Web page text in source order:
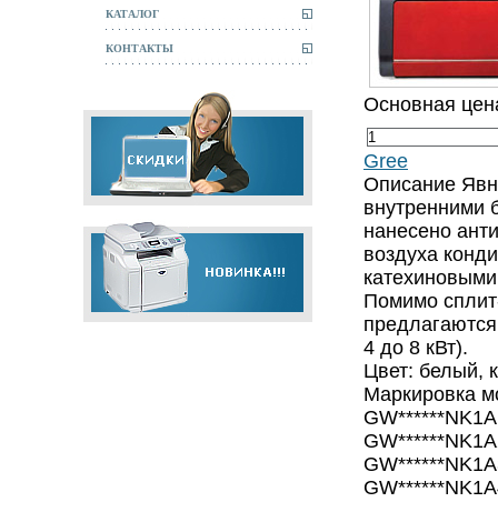
КАТАЛОГ
КОНТАКТЫ
Основная
Gree
Описание
внутренними
нанесено
воздуха
Помимо
4 до 8 кВт).
Цвет: белый,
Маркировка